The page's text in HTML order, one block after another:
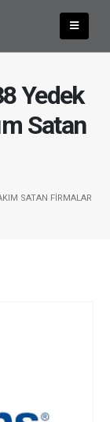
Yedek
Satan
SATAN FIRMALAR